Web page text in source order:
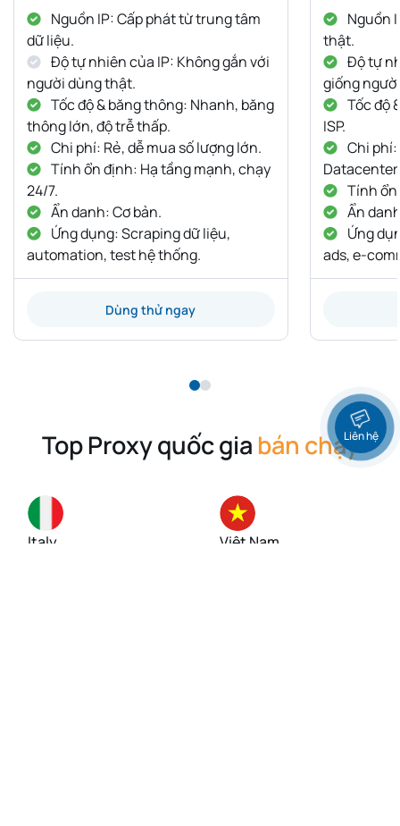
Nguồn IP: Cấp phát từ trung tâm
dữ liệu.
Độ tự nhiên của IP: Không gắn với
người dùng thật.
Tốc độ & băng thông: Nhanh, băng
thông lớn, độ trễ thấp.
Chi phí: Rẻ, dễ mua số lượng lớn.
Tính ổn định: Hạ tầng mạnh, chạy
24/7.
Ẩn danh: Cơ bản.
Ứng dụng: Scraping dữ liệu,
automation, test hệ thống.
Dùng thử ngay
Nguồn
thật.
Độ tự
giống
Tốc độ
ISP.
Chi
Datacenter.
Tính ổn
Ẩn
Ứng
ads, e-
Top Proxy quốc giabán chạy
Italy Việt Nam
Liên hệ